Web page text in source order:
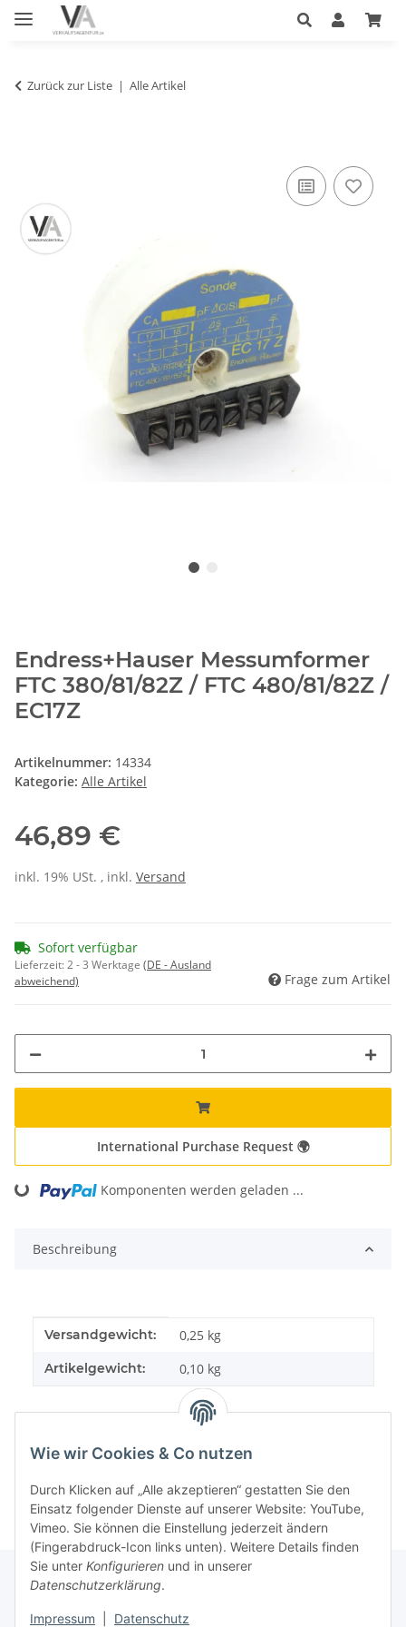
Wie wir Cookies & Co nutzen
Durch Klicken auf „Alle akzeptieren“ gestatten Sie den
Einsatz folgender Dienste auf unserer Website: YouTube,
Vimeo. Sie können die Einstellung jederzeit ändern
(Fingerabdruck-Icon links unten). Weitere Details finden
Sie unter Konfigurieren und in unserer
Datenschutzerklärung.
Impressum Datenschutz
Zurück zur Liste Alle Artikel
Endress+Hauser Messumformer
FTC 380/81/82Z / FTC 480/81/82Z /
EC17Z
Artikelnummer: 14334
Kategorie: Alle Artikel
46,89 €
inkl. 19% USt. , inkl. Versand
Sofort verfügbar
Lieferzeit:2 - 3 Werktage (DE - Ausland
abweichend)
Frage zum Artikel
International Purchase Request 🌍
Loading... Komponenten werden geladen ...
Beschreibung
Produkteigenschaft
Wert
Versandgewicht: 0,25 kg
Artikelgewicht: 0,10 kg
Informationen